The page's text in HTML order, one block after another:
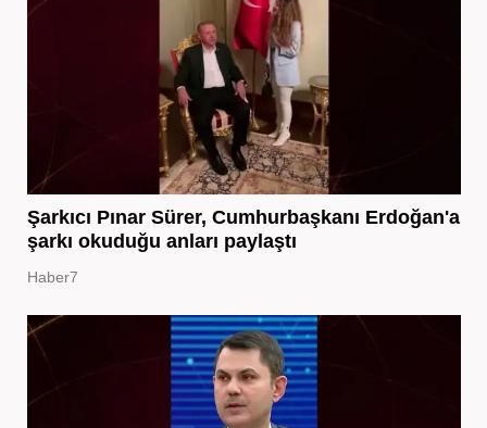
Şarkıcı Pınar Sürer, Cumhurbaşkanı Erdoğan'a
şarkı okuduğu anları paylaştı
Haber7